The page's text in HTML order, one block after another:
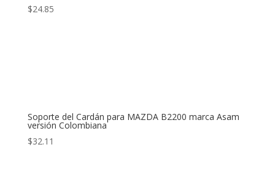
$24.85
Soporte del Cardán para MAZDA B2200 marca Asam
versión Colombiana
$32.11